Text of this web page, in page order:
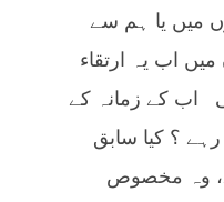
میں یا ہم سے
اب یہ ارتقاء
اب کے زمانہ کے
رہے ؟ کیا سابق
وہ مخصوص